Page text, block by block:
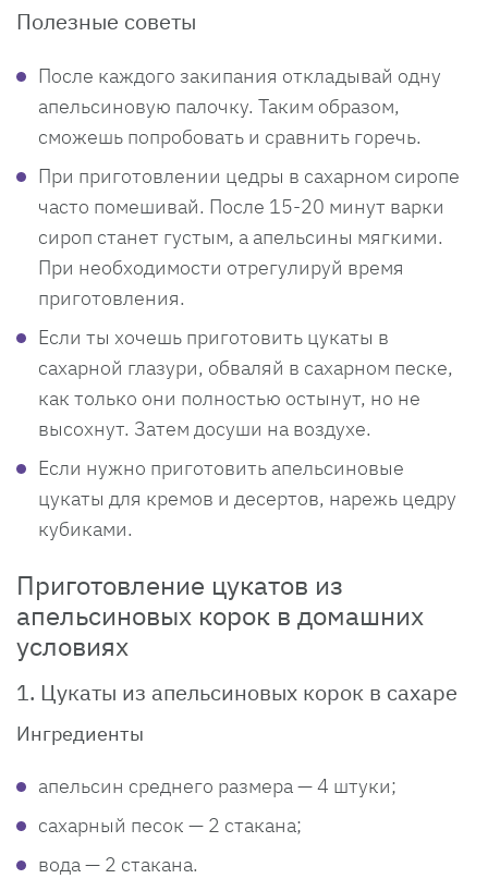
Полезные советы
После каждого закипания откладывай одну
апельсиновую палочку. Таким образом,
сможешь попробовать и сравнить горечь.
При приготовлении цедры в сахарном сиропе
часто помешивай. После 15-20 минут варки
сироп станет густым, а апельсины мягкими.
При необходимости отрегулируй время
приготовления.
Если ты хочешь приготовить цукаты в
сахарной глазури, обваляй в сахарном песке,
как только они полностью остынут, но не
высохнут. Затем досуши на воздухе.
Если нужно приготовить апельсиновые
цукаты для кремов и десертов, нарежь цедру
кубиками.
Приготовление цукатов из
апельсиновых корок в домашних
условиях
1. Цукаты из апельсиновых корок в сахаре
Ингредиенты
апельсин среднего размера — 4 штуки;
сахарный песок — 2 стакана;
вода — 2 стакана.